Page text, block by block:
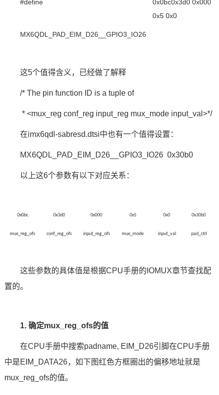
#define
0x0bc0x3d0 0x000
0x5 0x0
MX6QDL_PAD_EIM_D26__GPIO3_IO26
这5个值得含义，已经做了解释
/* The pin function ID is a tuple of
* <mux_reg conf_reg input_reg mux_mode input_val>*/
在imx6qdl-sabresd.dtsi中也有一个值得设置：
MX6QDL_PAD_EIM_D26__GPIO3_IO26 0x30b0
以上这6个参数有以下对应关系：
0x0bc 0x3d0 0x000 0x5 0x0 0x30b0
mux_reg_ofs conf_reg_ofs input_reg_ofs mux_mode input_val pad_ctrl
这些参数的具体值是根据CPU手册的IOMUX章节查找配
置的。
1. 确定mux_reg_ofs的值
在CPU手册中搜索padname, EIM_D26引脚在CPU手册
中是EIM_DATA26，如下图红色方框圈出的偏移地址就是
mux_reg_ofs的值。